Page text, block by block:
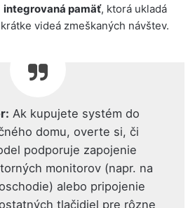
integrovaná pamäť, ktorá ukladá
videá zmeškaných návštev.
Ak kupujete systém do
domu, overte si, či
podporuje zapojenie
monitorov (napr. na
alebo pripojenie
tlačidiel pre rôzne